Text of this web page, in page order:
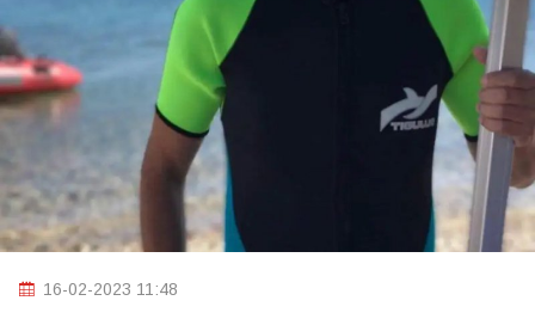
16-02-2023 11:48